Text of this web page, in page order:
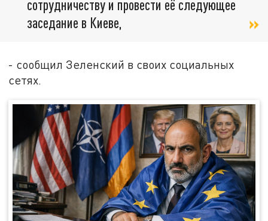
сотрудничеству и провести её следующее
заседание в Киеве,
- сообщил Зеленский в своих социальных
сетях.